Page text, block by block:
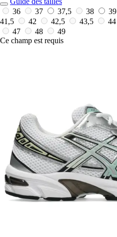
36
37 37,5 38 39
41,5
42 42,5 43,5 44
47
48
49
Ce champ est requis